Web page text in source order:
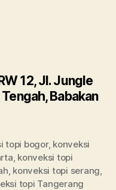
12, Jl. Jungle
Babakan
topi bogor, konveksi
konveksi topi
konveksi topi serang
topi Tangerang